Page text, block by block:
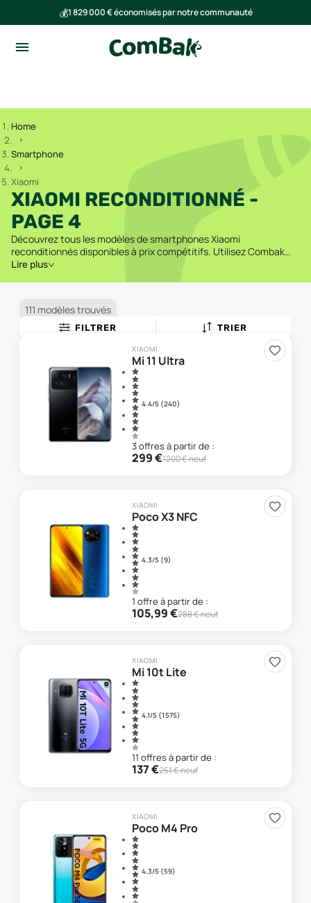
💰1 829 000 € économisés par notre communauté
Home
Smartphone
Xiaomi
XIAOMI RECONDITIONNÉ -
PAGE 4
Découvrez tous les modèles de smartphones Xiaomi
reconditionnés disponibles à prix compétitifs. Utilisez Combak
pour comparer les offres des vendeurs fiables et trouver le
Lire plus
111 modèles trouvés
FILTRER TRIER
XIAOMI
Mi 11 Ultra
4.4/5 (240)
3offresà partir de :
299€1200€ neuf
XIAOMI
Poco X3 NFC
4.3/5 (9)
1 offre à partir de :
105,99€288€ neuf
XIAOMI
Mi 10t Lite
4.1/5 (1 575)
11 offresà partir de :
137€251€ neuf
XIAOMI
Poco M4 Pro
4.3/5 (59)